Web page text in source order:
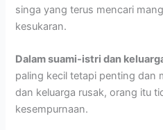
singa yang terus mencari
kesukaran.
Dalam suami-istri dan
paling kecil tetapi penting dan
dan keluarga rusak, orang itu
kesempurnaan.